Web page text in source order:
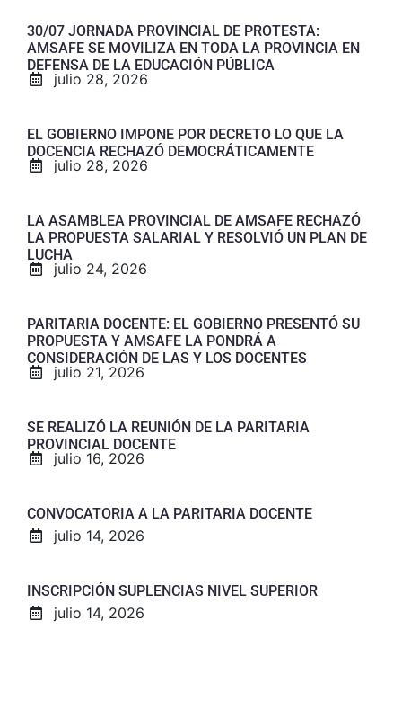
30/07 JORNADA PROVINCIAL DE PROTESTA:
AMSAFE SE MOVILIZA EN TODA LA PROVINCIA EN
DEFENSA DE LA EDUCACIÓN PÚBLICA
julio 28, 2026
EL GOBIERNO IMPONE POR DECRETO LO QUE LA
DOCENCIA RECHAZÓ DEMOCRÁTICAMENTE
julio 28, 2026
LA ASAMBLEA PROVINCIAL DE AMSAFE RECHAZÓ
LA PROPUESTA SALARIAL Y RESOLVIÓ UN PLAN DE
LUCHA
julio 24, 2026
PARITARIA DOCENTE: EL GOBIERNO PRESENTÓ SU
PROPUESTA Y AMSAFE LA PONDRÁ A
CONSIDERACIÓN DE LAS Y LOS DOCENTES
julio 21, 2026
SE REALIZÓ LA REUNIÓN DE LA PARITARIA
PROVINCIAL DOCENTE
julio 16, 2026
CONVOCATORIA A LA PARITARIA DOCENTE
julio 14, 2026
INSCRIPCIÓN SUPLENCIAS NIVEL SUPERIOR
julio 14, 2026